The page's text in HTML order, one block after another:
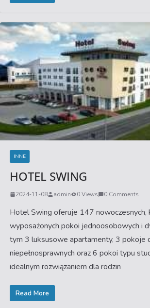
INNE
HOTEL SWING
2024-11-08 admin 0 Views 0 Comments
Hotel Swing oferuje 147
wyposażonych pokoi jednoosobowych i
tym 3 luksusowe apartamenty, 3 pokoje
niepełnosprawnych oraz 6 pokoi typu
idealnym rozwiązaniem dla rodzin
Read More